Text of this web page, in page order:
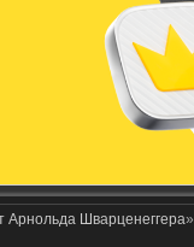
Арнольда Шварценеггера»